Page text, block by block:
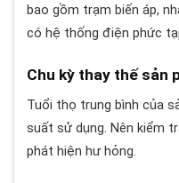
bao gồm trạm biến áp,
có hệ thống điện phức
Chu kỳ thay thế sản
Tuổi thọ trung bình của
suất sử dụng. Nên kiểm
phát hiện hư hỏng.